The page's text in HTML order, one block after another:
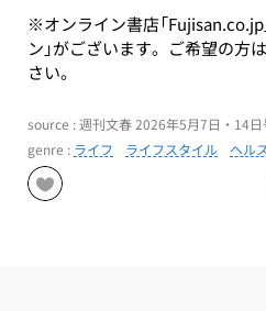
※オンライン書店「Fujisan.co.jp
ン」がございます。ご希望の方は
さい。
source : 週刊文春 2026年5月7日・14日
genre : ライフ ライフスタイル ヘルス